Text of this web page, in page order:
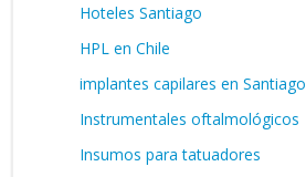
Hoteles Santiago
HPL en Chile
implantes capilares en Santiago
Instrumentales oftalmológicos
Insumos para tatuadores